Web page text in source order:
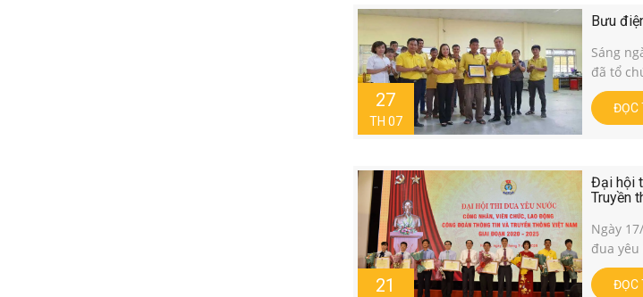
27
TH 07
Bưu
Sáng
đã tổ
ĐỌC
21
Đại hội
Truyền
Ngày
đua
ĐỌC